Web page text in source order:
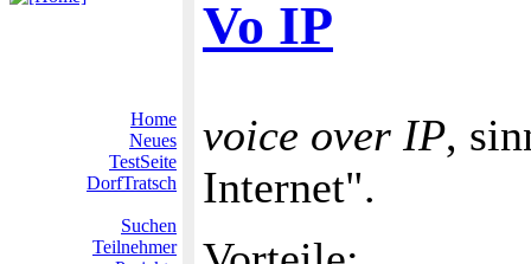
Vo IP
Home
Neues
TestSeite
DorfTratsch
Suchen
Teilnehmer
voice over IP,
Internet".